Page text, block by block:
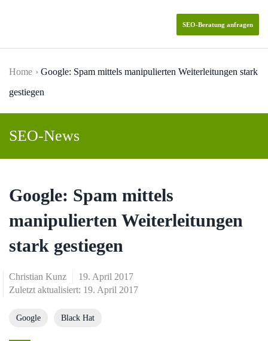
SEO-Beratung anfragen
Home
Google: Spam mittels manipulierten Weiterleitungen stark
gestiegen
SEO-News
Google: Spam mittels
manipulierten Weiterleitungen
stark gestiegen
Christian Kunz
19. April 2017
Zuletzt aktualisiert: 19. April 2017
Google Black Hat